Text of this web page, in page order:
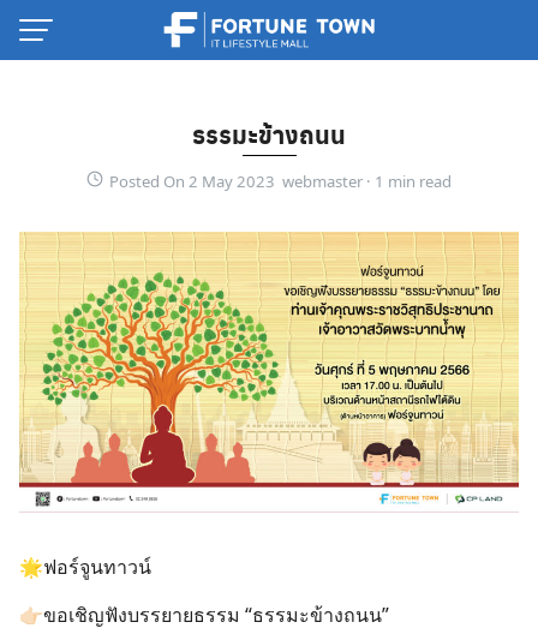
Skip
Thai
English
ธรรมะข้างถนน
Posted On 2 May 2023 webmaster ·
🌟ฟอร์จูนทาวน์
👉🏻ขอเชิญฟังบรรยายธรรม “ธรรมะข้างถนน”